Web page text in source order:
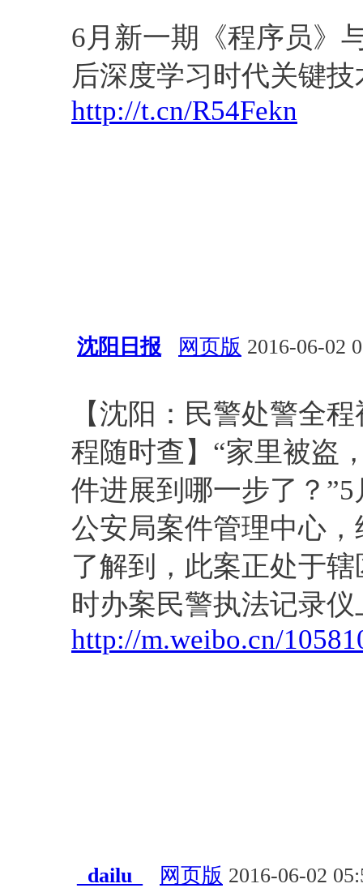
6月新一期《程序员》
后深度学习时代关键
http://t.cn/R54Fekn
沈阳日报 网页版 2016-06-02
【沈阳：民警处警全
程随时查】“家里被盗
件进展到哪一步了？
公安局案件管理中心
了解到，此案正处于
时办案民警执法记录
http://m.weibo.cn/
_dailu_ 网页版 2016-06-02